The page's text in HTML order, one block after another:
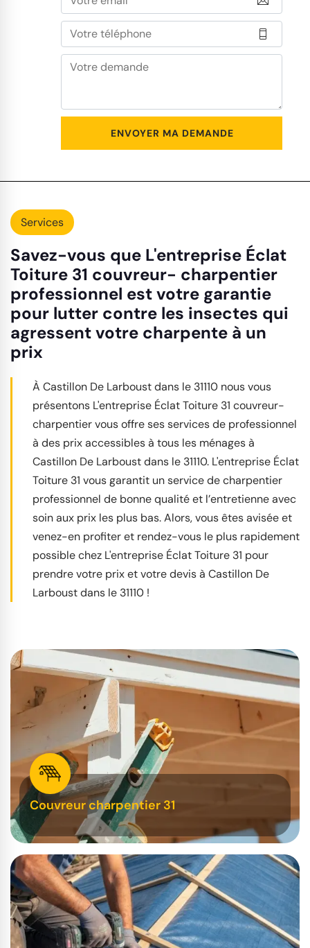
Services
Savez-vous que L'entreprise Éclat
Toiture 31 couvreur- charpentier
professionnel est votre garantie
pour lutter contre les insectes qui
agressent votre charpente à un
prix
À Castillon De Larboust dans le 31110 nous vous
présentons L'entreprise Éclat Toiture 31 couvreur-
charpentier vous offre ses services de professionnel
à des prix accessibles à tous les ménages à
Castillon De Larboust dans le 31110. L'entreprise Éclat
Toiture 31 vous garantit un service de charpentier
professionnel de bonne qualité et l’entretienne avec
soin aux prix les plus bas. Alors, vous êtes avisée et
venez-en profiter et rendez-vous le plus rapidement
possible chez L'entreprise Éclat Toiture 31 pour
prendre votre prix et votre devis à Castillon De
Larboust dans le 31110 !
Couvreur charpentier 31